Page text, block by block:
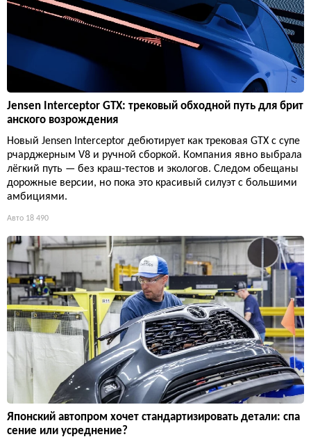
Jensen Interceptor GTX: трековый обходной путь для брит
анского возрождения
Новый Jensen Interceptor дебютирует как трековая GTX с супе
рчарджерным V8 и ручной сборкой. Компания явно выбрала
лёгкий путь — без краш-тестов и экологов. Следом обещаны
дорожные версии, но пока это красивый силуэт с большими
амбициями.
Авто 18 490
Японский автопром хочет стандартизировать детали: спа
сение или усреднение?